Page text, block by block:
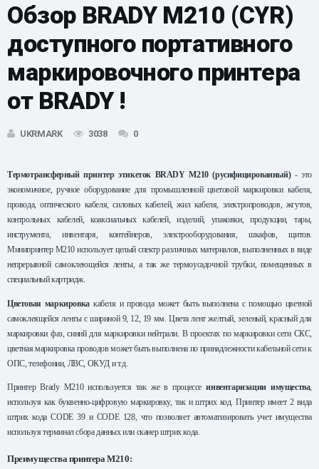
Обзор BRADY M210 (CYR)
доступного портативного
маркировочного принтера
от BRADY !
UKRMARK 3038 0
Термотрансферный принтер этикеток BRADY M210(русифицированный)- это
экономичное, ручное оборудование для промышленной цветовой маркировки кабеля,
провода, оптического кабеля, силовых кабелей, жил кабеля, электропроводов, жгутов,
контрольных кабелей, коаксиальных кабелей, изделий, упаковки, продукции, тары,
инструмента, инвентаря, контейнеров, электрооборудования, шкафов, щитов.
Минипринтер M210 использует целый спектр различных материалов, выполненных в виде
непрерывной самоклеющейся ленты, а так же термоусадочной трубки, помещенных в
специальный картридж.
Цветовая маркировкакабеля и провода может быть выполнена с помощью цветной
самоклеящейся ленты с шириной 9, 12, 19 мм. Цвета лент желтый, зеленый, красный для
маркировки фаз, синий для маркировки нейтрали. В проектах по маркировки сети СКС,
цветная маркировка проводов может быть выполнена по принадлежности кабельной сети к
ОПС, телефонии, ЛВС, ОКУД и т.д.
Принтер Brady M210 используется так же в процессеинвентаризации имущества,
используя как буквенно-цифровую маркировку, так и штрих код. Принтер имеет 2 вида
штрих кода CODE 39 и CODE 128, что позволяет автоматизировать учет имущества
используя терминал сбора данных или сканер штрих кода.
Преимущества принтера M210: